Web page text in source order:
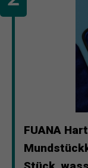
FUANA